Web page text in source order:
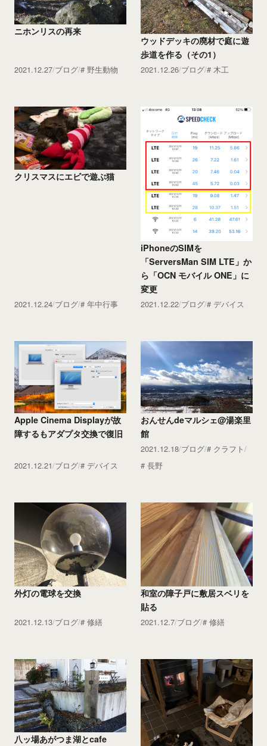
ニホンリスの再来
2021.12.27 ブログ 野生動物
ウッドデッキの廃材で庭に遊
歩道を作る（その1）
2021.12.26 ブログ 木工
クリスマスにエビで遊ぶ猫
2021.12.24 ブログ 年中行事
iPhoneのSIMを
「ServersMan SIM LTE」か
ら「OCN モバイル ONE」に
変更
2021.12.22 ブログ デバイス
Apple Cinema Displayが故
障するもアダプタ交換で復旧
2021.12.21 ブログ デバイス
おんせんdeマルシェ@湯楽里
館
2021.12.18 ブログ
クラフト
長野
外灯の電球を交換
2021.12.13 ブログ 修繕
和室の障子戸に敷居スベリを
貼る
2021.12.7 ブログ 修繕
八ッ場あがつま湖とcafe